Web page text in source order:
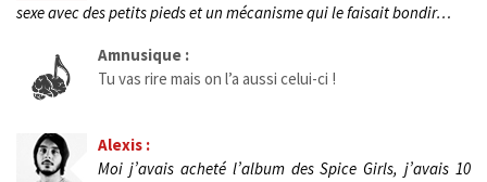
sexe avec des petits pieds et un mécanisme qui le faisait bondir…
Amnusique :
Tu vas rire mais on l’a aussi celui-ci !
Alexis :
Moi j’avais acheté l’album des Spice Girls, j’avais 10